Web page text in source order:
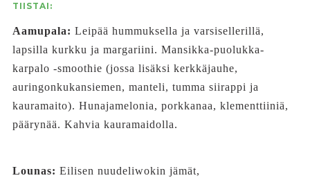
TIISTAI:
Aamupala: Leipää hummuksella ja varsisellerillä,
lapsilla kurkku ja margariini. Mansikka-puolukka-
karpalo -smoothie (jossa lisäksi kerkkäjauhe,
auringonkukansiemen, manteli, tumma siirappi ja
kauramaito). Hunajamelonia, porkkanaa, klementtiiniä,
päärynää. Kahvia kauramaidolla.
Lounas: Eilisen nuudeliwokin jämät,